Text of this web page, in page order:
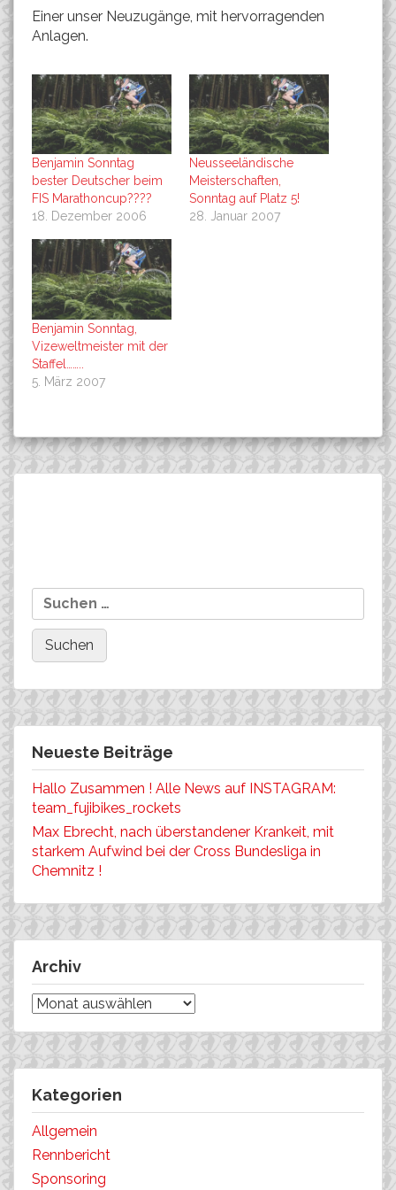
Einer unser Neuzugänge, mit hervorragenden
Anlagen.
Benjamin Sonntag
bester Deutscher beim
FIS Marathoncup????
18. Dezember 2006
Neusseeländische
Meisterschaften,
Sonntag auf Platz 5!
28. Januar 2007
Benjamin Sonntag,
Vizeweltmeister mit der
Staffel……..
5. März 2007
Neueste Beiträge
Hallo Zusammen ! Alle News auf INSTAGRAM:
team_fujibikes_rockets
Max Ebrecht, nach überstandener Krankeit, mit
starkem Aufwind bei der Cross Bundesliga in
Chemnitz !
Archiv
Archiv
Kategorien
Allgemein
Rennbericht
Sponsoring